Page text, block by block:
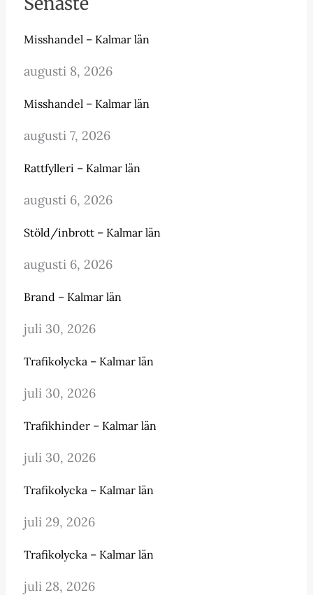
Misshandel – Kalmar län
augusti 8, 2026
Misshandel – Kalmar län
augusti 7, 2026
Rattfylleri – Kalmar län
augusti 6, 2026
Stöld/inbrott – Kalmar län
augusti 6, 2026
Brand – Kalmar län
juli 30, 2026
Trafikolycka – Kalmar län
juli 30, 2026
Trafikhinder – Kalmar län
juli 30, 2026
Trafikolycka – Kalmar län
juli 29, 2026
Trafikolycka – Kalmar län
juli 28, 2026